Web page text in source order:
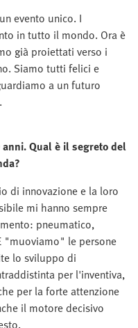
evento unico. I
in tutto il mondo. Ora è
già proiettati verso i
Siamo tutti felici e
a un futuro
Qual è il segreto del
di innovazione e la loro
mi hanno sempre
pneumatico,
"muoviamo" le persone
lo sviluppo di
per l'inventiva,
per la forte attenzione
il motore decisivo